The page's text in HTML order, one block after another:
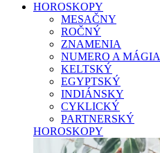
HOROSKOPY
MESAČNY
ROČNÝ
ZNAMENIA
NUMERO A MÁGIA
KELTSKÝ
EGYPTSKÝ
INDIÁNSKY
CYKLICKÝ
PARTNERSKÝ
HOROSKOPY